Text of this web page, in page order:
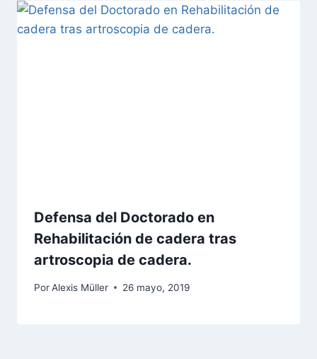
Defensa del Doctorado en
Rehabilitación de cadera tras
artroscopia de cadera.
PorAlexis Müller 26 mayo, 2019